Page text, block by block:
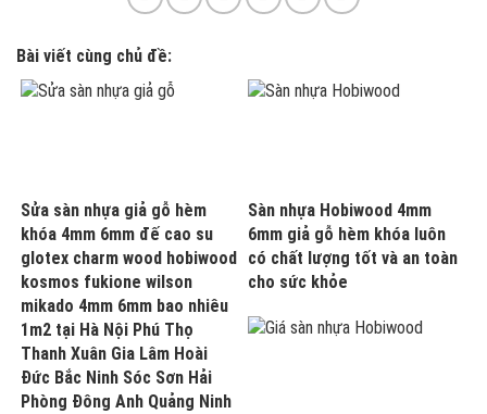
Bài viết cùng chủ đề:
Sửa sàn nhựa giả gỗ hèm
khóa 4mm 6mm đế cao su
glotex charm wood hobiwood
kosmos fukione wilson
mikado 4mm 6mm bao nhiêu
1m2 tại Hà Nội Phú Thọ
Thanh Xuân Gia Lâm Hoài
Đức Bắc Ninh Sóc Sơn Hải
Phòng Đông Anh Quảng Ninh
Sàn nhựa Hobiwood 4mm
6mm giả gỗ hèm khóa luôn
có chất lượng tốt và an toàn
cho sức khỏe